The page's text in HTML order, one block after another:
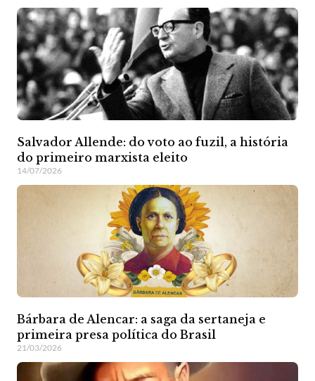
Salvador Allende: do voto ao fuzil, a história
do primeiro marxista eleito
14/07/2026
Bárbara de Alencar: a saga da sertaneja e
primeira presa política do Brasil
21/03/2026